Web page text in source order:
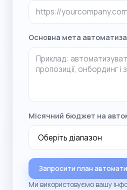
Основна мета
Місячний бюджет на
Запросити план
Ми використовуємо вашу